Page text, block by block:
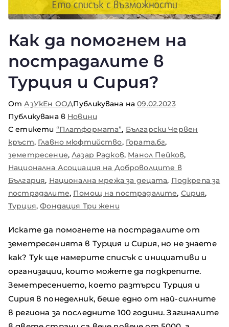
Как да помогнем на
пострадалите в
Турция и Сирия?
ОтАзУкЕн ООДПубликувана на09.02.2023
Публикувана в Новини
С етикети “Платформата”, Български Червен
кръст, Главно мюфтийство, Гората.бг,
земетресение,Лазар Радков, Манол Пейков,
Национална Асоциация на Доброволците в
България, Национална мрежа за децата, Подкрепа за
пострадалите, Помощ на пострадалите, Сирия,
Турция,Фондация Три жени
Искате да помогнете на пострадалите от
земетресенията в Турция и Сирия, но не знаете
как? Тук ще намерите списък с инициативи и
организации, които можете да подкрепите.
Земетресението, което разтърси Турция и
Сирия в понеделник, беше едно от най-силните
в региона за последните 100 години. Загиналите